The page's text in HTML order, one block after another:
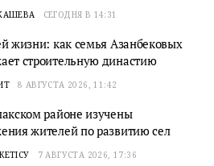
СЕГОДНЯ В 14:31
жизни: как семья Азанбековых
строительную династию
8 АВГУСТА 2026, 11:42
районе изучены
жителей по развитию сел
7 АВГУСТА 2026, 17:36